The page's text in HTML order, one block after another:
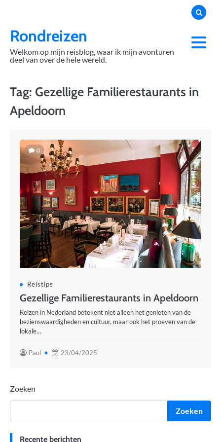
contentRondreizen
Welkom op mijn reisblog, waar ik mijn avonturen
deel van over de hele wereld.
Tag: Gezellige Familierestaurants in
Apeldoorn
0
Reistips
Gezellige Familierestaurants in Apeldoorn
Reizen in Nederland betekent niet alleen het genieten van de
bezienswaardigheden en cultuur, maar ook het proeven van de
lokale…
Paul 23/04/2025
Zoeken
Zoeken
Recente berichten